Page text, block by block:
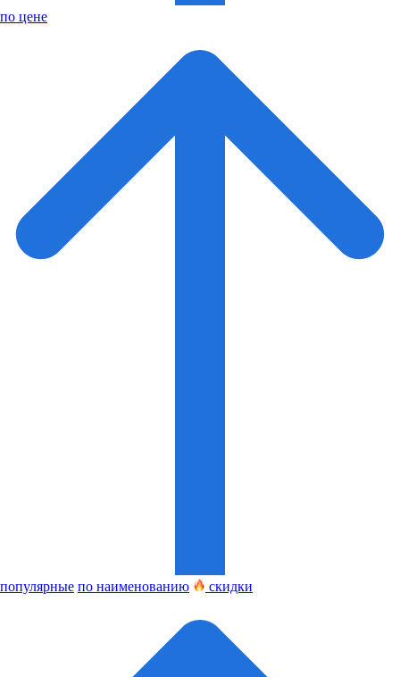
по цене
популярные по наименованию скидки